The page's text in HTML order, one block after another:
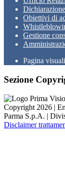
Obiettivi di
Gestione
Pagina
Sezione
Copyright 2026 |
Parma S.p.A. |
Disclaimer